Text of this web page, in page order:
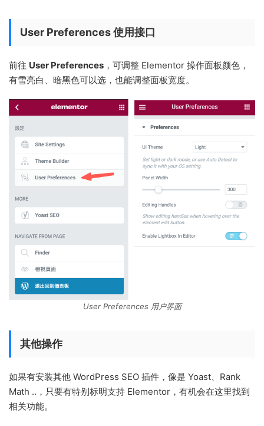
User Preferences 使用接口
前往 User Preferences ，可调整 Elementor 操作面板颜色，
有雪亮白、暗黑色可以选，也能调整面板宽度。
User Preferences 用户界面
其他操作
如果有安装其他 WordPress SEO 插件，像是 Yoast、Rank
Math ..，只要有特别标明支持 Elementor，有机会在这里找到
相关功能。